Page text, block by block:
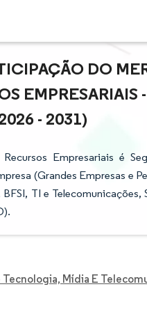
DO
EMPRESARIAIS
- 2031)
Empresariais é
(Grandes Empresas e
TI e
Tecnologia, Mídia E